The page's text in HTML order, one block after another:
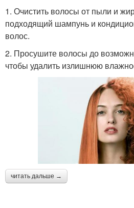
1. Очистить волосы от пыли и
подходящий шампунь и
волос.
2. Просушите волосы до
чтобы удалить излишнюю
читать дальше →